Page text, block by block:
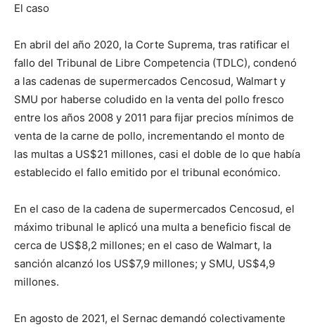
El caso
En abril del año 2020, la Corte Suprema, tras ratificar el
fallo del Tribunal de Libre Competencia (TDLC), condenó
a las cadenas de supermercados Cencosud, Walmart y
SMU por haberse coludido en la venta del pollo fresco
entre los años 2008 y 2011 para fijar precios mínimos de
venta de la carne de pollo, incrementando el monto de
las multas a US$21 millones, casi el doble de lo que había
establecido el fallo emitido por el tribunal económico.
En el caso de la cadena de supermercados Cencosud, el
máximo tribunal le aplicó una multa a beneficio fiscal de
cerca de US$8,2 millones; en el caso de Walmart, la
sanción alcanzó los US$7,9 millones; y SMU, US$4,9
millones.
En agosto de 2021, el Sernac demandó colectivamente